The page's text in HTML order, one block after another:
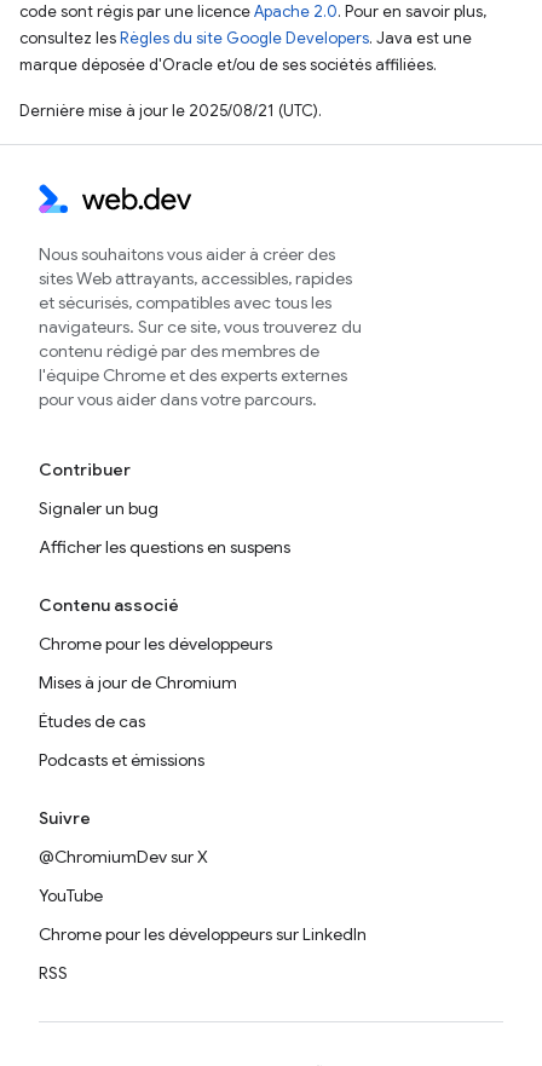
code sont régis par une licenceApache 2.0. Pour en savoir plus,
consultez lesRègles du site Google Developers. Java est une
marque déposée d'Oracle et/ou de ses sociétés affiliées.
Dernière mise à jour le 2025/08/21 (UTC).
Nous souhaitons vous aider à créer des
sites Web attrayants, accessibles, rapides
et sécurisés, compatibles avec tous les
navigateurs. Sur ce site, vous trouverez du
contenu rédigé par des membres de
l'équipe Chrome et des experts externes
pour vous aider dans votre parcours.
Contribuer
Signaler un bug
Afficher les questions en suspens
Contenu associé
Chrome pour les développeurs
Mises à jour de Chromium
Études de cas
Podcasts et émissions
Suivre
@ChromiumDev sur X
YouTube
Chrome pour les développeurs sur LinkedIn
RSS